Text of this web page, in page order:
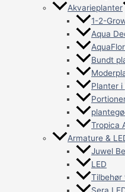
Akvarieplanter
1-2-
Aqua
Bundt
Planter
Tropica
Armature &
Juwel
LED
Tilbehør